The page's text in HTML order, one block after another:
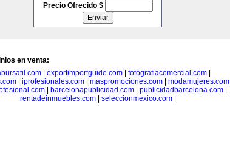
Precio Ofrecido $
en venta:
exportimportguide.com fotografiacomercial.com
iprofesionales.com maspromociones.com modamujeres.com
| barcelonapublicidad.com| publicidadbarcelona.com|
rentadeinmuebles.com| seleccionmexico.com|